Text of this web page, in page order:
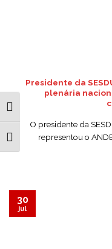
ALTERNAR ALTO
ALTERNAR TAMANHO
Presidente da
plenária
O presidente da
representou o
30
jul